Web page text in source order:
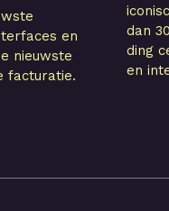
en
nieuwste
facturatie.
dan
ding
en